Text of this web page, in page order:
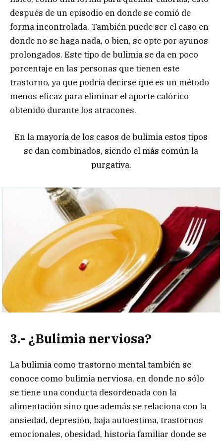
después de un episodio en donde se comió de
forma incontrolada. También puede ser el caso en
donde no se haga nada, o bien, se opte por ayunos
prolongados. Este tipo de bulimia se da en poco
porcentaje en las personas que tienen este
trastorno, ya que podría decirse que es un método
menos eficaz para eliminar el aporte calórico
obtenido durante los atracones.
En la mayoría de los casos de bulimia estos tipos
se dan combinados, siendo el más común la
purgativa.
3.- ¿Bulimia nerviosa?
La bulimia como trastorno mental también se
conoce como bulimia nerviosa, en donde no sólo
se tiene una conducta desordenada con la
alimentación sino que además se relaciona con la
ansiedad, depresión, baja autoestima, trastornos
emocionales, obesidad, historia familiar donde se